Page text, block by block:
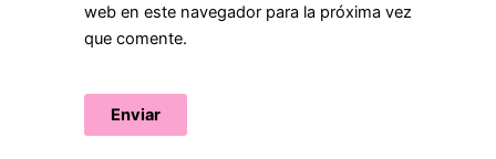
web en este navegador para la próxima vez
que comente.